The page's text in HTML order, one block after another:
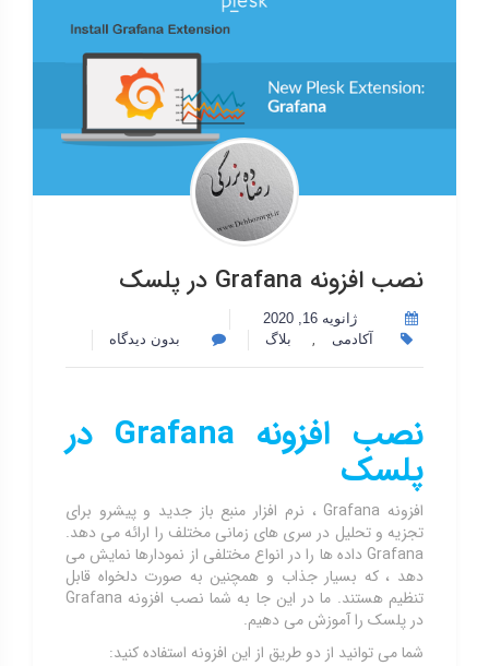
نصب افزونه Grafana در پلسک
ژانویه 16, 2020
آکادمی
, بلاگ بدون دیدگاه
نصب افزونه در
پلسک
افزونه Grafana ، نرم افزار منبع باز جدید و پیشرو برای
تجزیه و تحلیل در سری های زمانی مختلف را ارائه می دهد.
Grafana داده ها را در انواع مختلفی از نمودارها نمایش می
دهد ، که بسیار جذاب و همچنین به صورت دلخواه قابل
تنظیم هستند. ما در این جا به شما نصب افزونه Grafana
در پلسک را آموزش می دهیم.
شما می توانید از دو طریق از این افزونه استفاده کنید: